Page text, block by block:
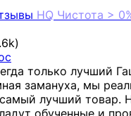
HQ Чистота >
только лучший
замануха, мы
лучший товар.
обученные и